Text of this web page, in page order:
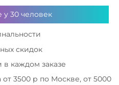
у30 человек
скидок
каждом заказе
от 3500 р по Москве, от 5000